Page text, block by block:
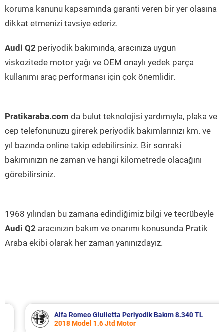
koruma kanunu kapsamında garanti veren bir yer olasına
dikkat etmenizi tavsiye ederiz.
Audi Q2 periyodik bakımında, aracınıza uygun
viskozitede motor yağı ve OEM onaylı yedek parça
kullanımı araç performansı için çok önemlidir.
Pratikaraba.com da bulut teknolojisi yardımıyla, plaka ve
cep telefonunuzu girerek periyodik bakımlarınızı km. ve
yıl bazında online takip edebilirsiniz. Bir sonraki
bakımınızın ne zaman ve hangi kilometrede olacağını
görebilirsiniz.
1968 yılından bu zamana edindiğimiz bilgi ve tecrübeyle
Audi Q2 aracınızın bakım ve onarımı konusunda Pratik
Araba ekibi olarak her zaman yanınızdayız.
Alfa Romeo Giulietta Periyodik Bakım 8.340 TL
2018 Model 1.6 Jtd Motor